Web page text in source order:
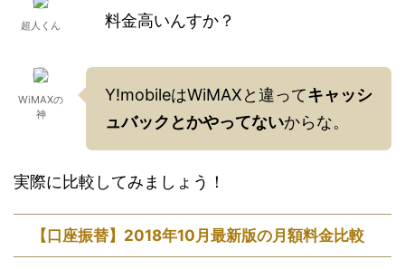
超人くん 料金高いんすか？
WiMAXの
神
Y!mobileはWiMAXと違ってキャッシ
ュバックとかやってないからな。
実際に比較してみましょう！
【口座振替】2018年10月最新版の月額料金比較